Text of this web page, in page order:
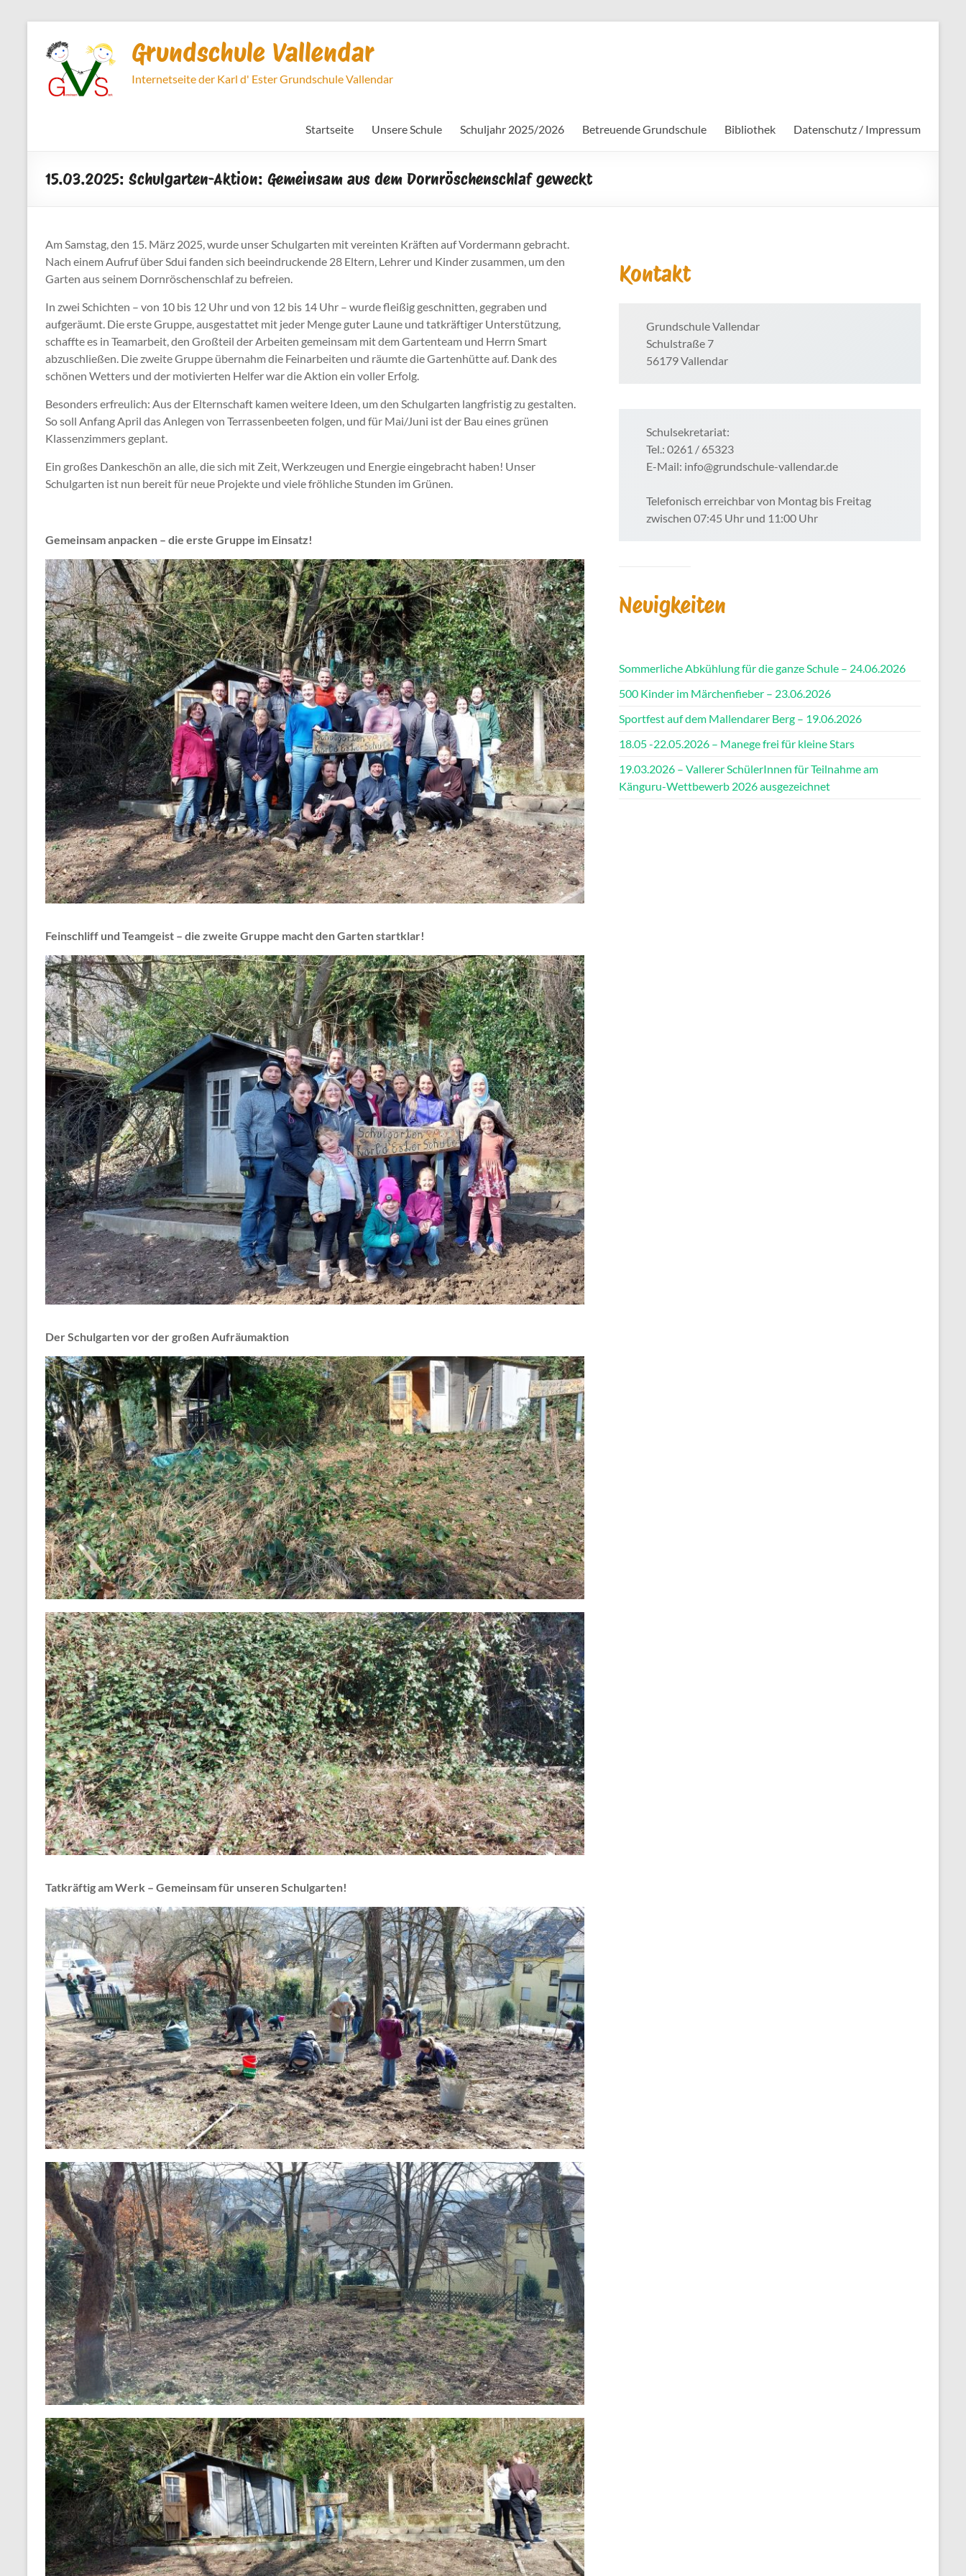
Inhalt
springen
Grundschule Vallendar
Internetseite der Karl d' Ester Grundschule Vallendar
Startseite Unsere Schule Schuljahr 2025/2026 Betreuende Grundschule Bibliothek Datenschutz / Impressum
15.03.2025: Schulgarten-Aktion: Gemeinsam aus dem Dornröschenschlaf geweckt
Am Samstag, den 15. März 2025, wurde unser Schulgarten mit vereinten Kräften auf Vordermann gebracht.
Nach einem Aufruf über Sdui fanden sich beeindruckende 28 Eltern, Lehrer und Kinder zusammen, um den
Garten aus seinem Dornröschenschlaf zu befreien.
In zwei Schichten – von 10 bis 12 Uhr und von 12 bis 14 Uhr – wurde fleißig geschnitten, gegraben und
aufgeräumt. Die erste Gruppe, ausgestattet mit jeder Menge guter Laune und tatkräftiger Unterstützung,
schaffte es in Teamarbeit, den Großteil der Arbeiten gemeinsam mit dem Gartenteam und Herrn Smart
abzuschließen. Die zweite Gruppe übernahm die Feinarbeiten und räumte die Gartenhütte auf. Dank des
schönen Wetters und der motivierten Helfer war die Aktion ein voller Erfolg.
Besonders erfreulich: Aus der Elternschaft kamen weitere Ideen, um den Schulgarten langfristig zu gestalten.
So soll Anfang April das Anlegen von Terrassenbeeten folgen, und für Mai/Juni ist der Bau eines grünen
Klassenzimmers geplant.
Ein großes Dankeschön an alle, die sich mit Zeit, Werkzeugen und Energie eingebracht haben! Unser
Schulgarten ist nun bereit für neue Projekte und viele fröhliche Stunden im Grünen.
Gemeinsam anpacken – die erste Gruppe im Einsatz!
Feinschliff und Teamgeist – die zweite Gruppe macht den Garten startklar!
Der Schulgarten vor der großen Aufräumaktion
Tatkräftig am Werk – Gemeinsam für unseren Schulgarten!
Kontakt
Grundschule Vallendar
Schulstraße 7
56179 Vallendar
Schulsekretariat:
Tel.: 0261 / 65323
E-Mail: info@grundschule-vallendar.de
Telefonisch erreichbar von Montag bis Freitag
zwischen 07:45 Uhr und 11:00 Uhr
Neuigkeiten
Sommerliche Abkühlung für die ganze Schule – 24.06.2026
500 Kinder im Märchenfieber – 23.06.2026
Sportfest auf dem Mallendarer Berg – 19.06.2026
18.05 -22.05.2026 – Manege frei für kleine Stars
19.03.2026 – Vallerer SchülerInnen für Teilnahme am
Känguru-Wettbewerb 2026 ausgezeichnet